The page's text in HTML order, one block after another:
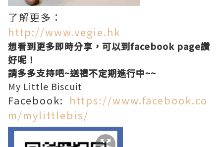
了解更多：
http://www.vegie.hk
想看到更多即時分享，可以到facebook page讚
好呢！
請多多支持吧~送禮不定期進行中~~
My Little Biscuit
Facebook: https://www.facebook.co
m/mylittlebis/